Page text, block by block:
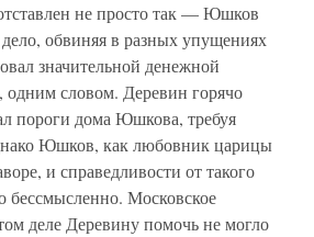
не просто так — Юшков
обвиняя в разных упущениях
значительной денежной
одним словом. Деревин горячо
пороги дома Юшкова, требуя
Юшков, как любовник царицы
и справедливости от такого
бессмысленно. Московское
деле Деревину помочь не могло